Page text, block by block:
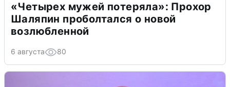
«Четырех мужей потеряла»: Прохор
Шаляпин проболтался о новой
возлюбленной
6 августа 80